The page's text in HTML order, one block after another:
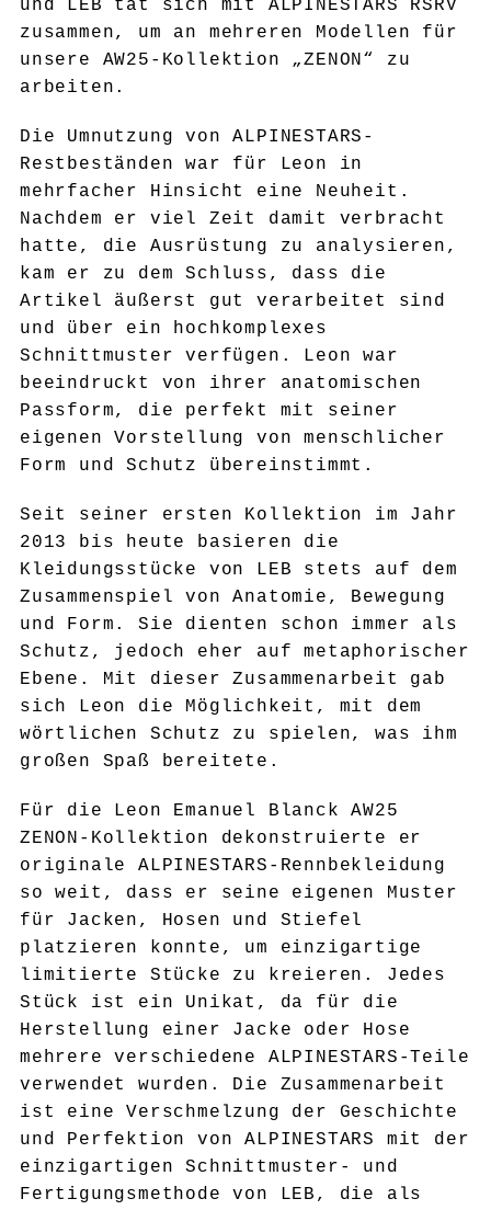
und LEB tat sich mit ALPINESTARS RSRV
zusammen, um an mehreren Modellen für
unsere AW25-Kollektion „ZENON“ zu
arbeiten.
Die Umnutzung von ALPINESTARS-
Restbeständen war für Leon in
mehrfacher Hinsicht eine Neuheit.
Nachdem er viel Zeit damit verbracht
hatte, die Ausrüstung zu analysieren,
kam er zu dem Schluss, dass die
Artikel äußerst gut verarbeitet sind
und über ein hochkomplexes
Schnittmuster verfügen. Leon war
beeindruckt von ihrer anatomischen
Passform, die perfekt mit seiner
eigenen Vorstellung von menschlicher
Form und Schutz übereinstimmt.
Seit seiner ersten Kollektion im Jahr
2013 bis heute basieren die
Kleidungsstücke von LEB stets auf dem
Zusammenspiel von Anatomie, Bewegung
und Form. Sie dienten schon immer als
Schutz, jedoch eher auf metaphorischer
Ebene. Mit dieser Zusammenarbeit gab
sich Leon die Möglichkeit, mit dem
wörtlichen Schutz zu spielen, was ihm
großen Spaß bereitete.
Für die Leon Emanuel Blanck AW25
ZENON-Kollektion dekonstruierte er
originale ALPINESTARS-Rennbekleidung
so weit, dass er seine eigenen Muster
für Jacken, Hosen und Stiefel
platzieren konnte, um einzigartige
limitierte Stücke zu kreieren. Jedes
Stück ist ein Unikat, da für die
Herstellung einer Jacke oder Hose
mehrere verschiedene ALPINESTARS-Teile
verwendet wurden. Die Zusammenarbeit
ist eine Verschmelzung der Geschichte
und Perfektion von ALPINESTARS mit der
einzigartigen Schnittmuster- und
Fertigungsmethode von LEB, die als